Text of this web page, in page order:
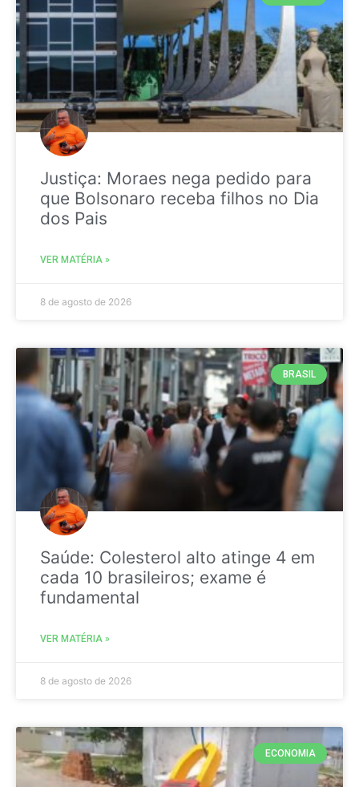
Justiça: Moraes nega pedido para
que Bolsonaro receba filhos no Dia
dos Pais
VER MATÉRIA »
8 de agosto de 2026
BRASIL
Saúde: Colesterol alto atinge 4 em
cada 10 brasileiros; exame é
fundamental
VER MATÉRIA »
8 de agosto de 2026
ECONOMIA